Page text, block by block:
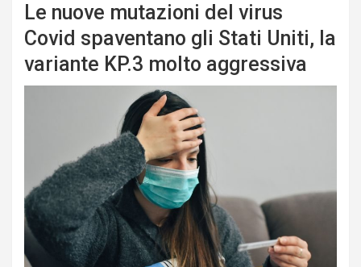
Le nuove mutazioni del virus
Covid spaventano gli Stati Uniti, la
variante KP.3 molto aggressiva